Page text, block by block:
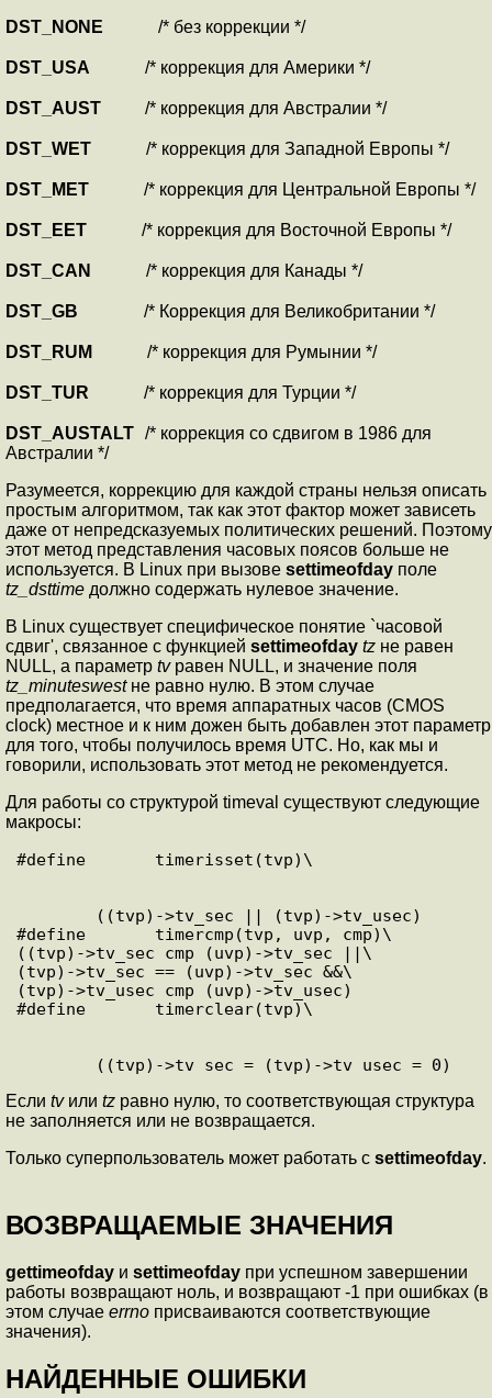
DST_NONE /* без коррекции */
DST_USA /* коррекция для Америки */
DST_AUST /* коррекция для Австралии */
DST_WET /* коррекция для Западной Европы */
DST_MET /* коррекция для Центральной Европы */
DST_EET /* коррекция для Восточной Европы */
DST_CAN /* коррекция для Канады */
DST_GB /* Коррекция для Великобритании */
DST_RUM /* коррекция для Румынии */
DST_TUR /* коррекция для Турции */
DST_AUSTALT /* коррекция со сдвигом в 1986 для
Австралии */
Разумеется, коррекцию для каждой страны нельзя описать
простым алгоритмом, так как этот фактор может зависеть
даже от непредсказуемых политических решений. Поэтому
этот метод представления часовых поясов больше не
используется. В Linux при вызове settimeofday поле
tz_dsttime должно содержать нулевое значение.
В Linux существует специфическое понятие `часовой
сдвиг', связанное с функцией settimeofday tz не равен
NULL, а параметр tvравен NULL, и значение поля
tz_minuteswestне равно нулю. В этом случае
предполагается, что время аппаратных часов (CMOS
clock) местное и к ним дожен быть добавлен этот параметр
для того, чтобы получилось время UTC. Но, как мы и
говорили, использовать этот метод не рекомендуется.
Для работы со структурой timeval существуют следующие
макросы:
((tvp)->tv_sec || (tvp)->tv_usec)
#define       timercmp(tvp, uvp, cmp)\
((tvp)->tv_sec cmp (uvp)->tv_sec ||\
(tvp)->tv_sec == (uvp)->tv_sec &&\
(tvp)->tv_usec cmp (uvp)->tv_usec)
Если tvили tz равно нулю, то соответствующая структура
не заполняется или не возвращается.
Только суперпользователь может работать с settimeofday.
ВОЗВРАЩАЕМЫЕ ЗНАЧЕНИЯ
gettimeofday и settimeofday при успешном завершении
работы возвращают ноль, и возвращают -1 при ошибках (в
этом случае errno присваиваются соответствующие
значения).
НАЙДЕННЫЕ ОШИБКИ